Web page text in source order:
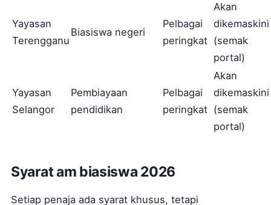
Yayasan
Terengganu
Biasiswa negeri
Pelbagai
peringkat
Akan
dikemaskini
(semak
portal)
Yayasan
Selangor
Pembiayaan
pendidikan
Pelbagai
peringkat
Akan
dikemaskini
(semak
portal)
Syarat am biasiswa 2026
Setiap penaja ada syarat khusus, tetapi